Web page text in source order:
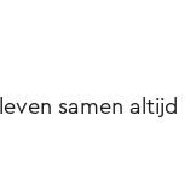
samen altijd